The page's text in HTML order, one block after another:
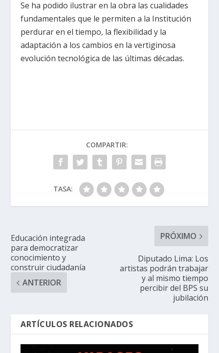
Se ha podido ilustrar en la obra las cualidades
fundamentales que le permiten a la Institución
perdurar en el tiempo, la flexibilidad y la
adaptación a los cambios en la vertiginosa
evolución tecnológica de las últimas décadas.
COMPARTIR:
TASA:
Educación integrada
para democratizar
conocimiento y
construir ciudadanía
ANTERIOR
PRÓXIMO
Diputado Lima: Los
artistas podrán trabajar
y al mismo tiempo
percibir del BPS su
jubilación
ARTÍCULOS RELACIONADOS